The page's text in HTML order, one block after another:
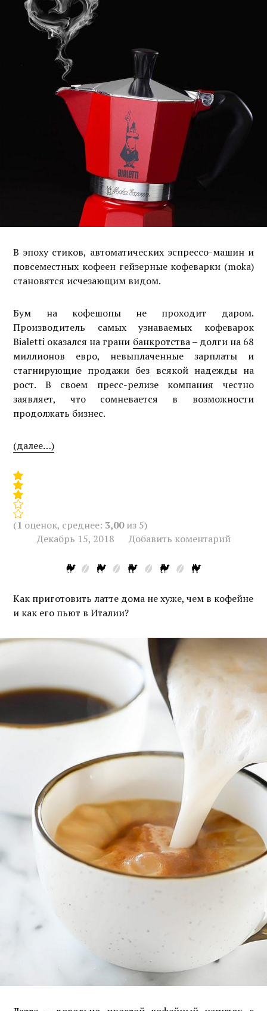
В эпоху стиков, автоматических эспрессо-машин и
повсеместных кофеен гейзерные кофеварки (moka)
становятся исчезающим видом.
Бум на кофешопы не проходит даром.
Производитель самых узнаваемых кофеварок
Bialetti оказался на грани банкротства– долги на 68
миллионов евро, невыплаченные зарплаты и
стагнирующие продажи без всякой надежды на
рост. В своем пресс-релизе компания честно
заявляет, что сомневается в возможности
продолжать бизнес.
(далее…)
(1 оценок, среднее: 3,00из 5)
Декабрь 15, 2018
Добавить коментарий
Как приготовить латте дома не хуже, чем в кофейне
и как его пьют в Италии?